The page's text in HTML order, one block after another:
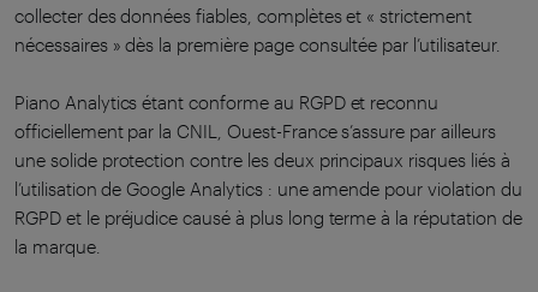
collecter des données fiables, complètes et « strictement
nécessaires » dès la première page consultée par l’utilisateur.
Piano Analytics étant conforme au RGPD et reconnu
officiellement par la CNIL, Ouest-France s’assure par ailleurs
une solide protection contre les deux principaux risques liés à
l’utilisation de Google Analytics : une amende pour violation du
RGPD et le préjudice causé à plus long terme à la réputation de
la marque.